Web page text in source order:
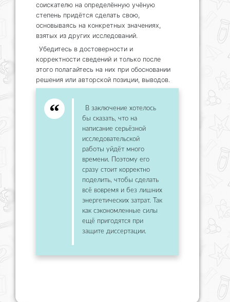
соискателю на определённую учёную
степень придётся сделать свою,
основываясь на конкретных значениях,
взятых из других исследований.
Убедитесь в достоверности и
корректности сведений и только после
этого полагайтесь на них при обосновании
решения или авторской позиции, выводов.
В заключение хотелось
бы сказать, что на
написание серьёзной
исследовательской
работы уйдёт много
времени. Поэтому его
сразу стоит корректно
поделить, чтобы сделать
всё вовремя и без лишних
энергетических затрат. Так
как сэкономленные силы
ещё пригодятся при
защите диссертации.